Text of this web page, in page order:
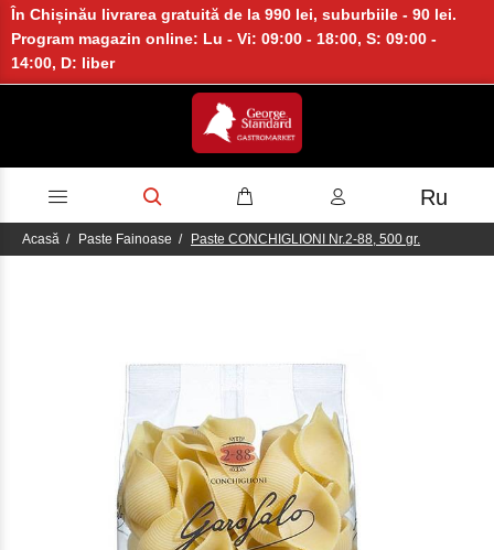
În Chișinău livrarea gratuită de la 990 lei, suburbiile - 90 lei.
Program magazin online: Lu - Vi: 09:00 - 18:00, S: 09:00 -
14:00, D: liber
Ru
Acasă Paste Fainoase Paste CONCHIGLIONI Nr.2-88, 500 gr.